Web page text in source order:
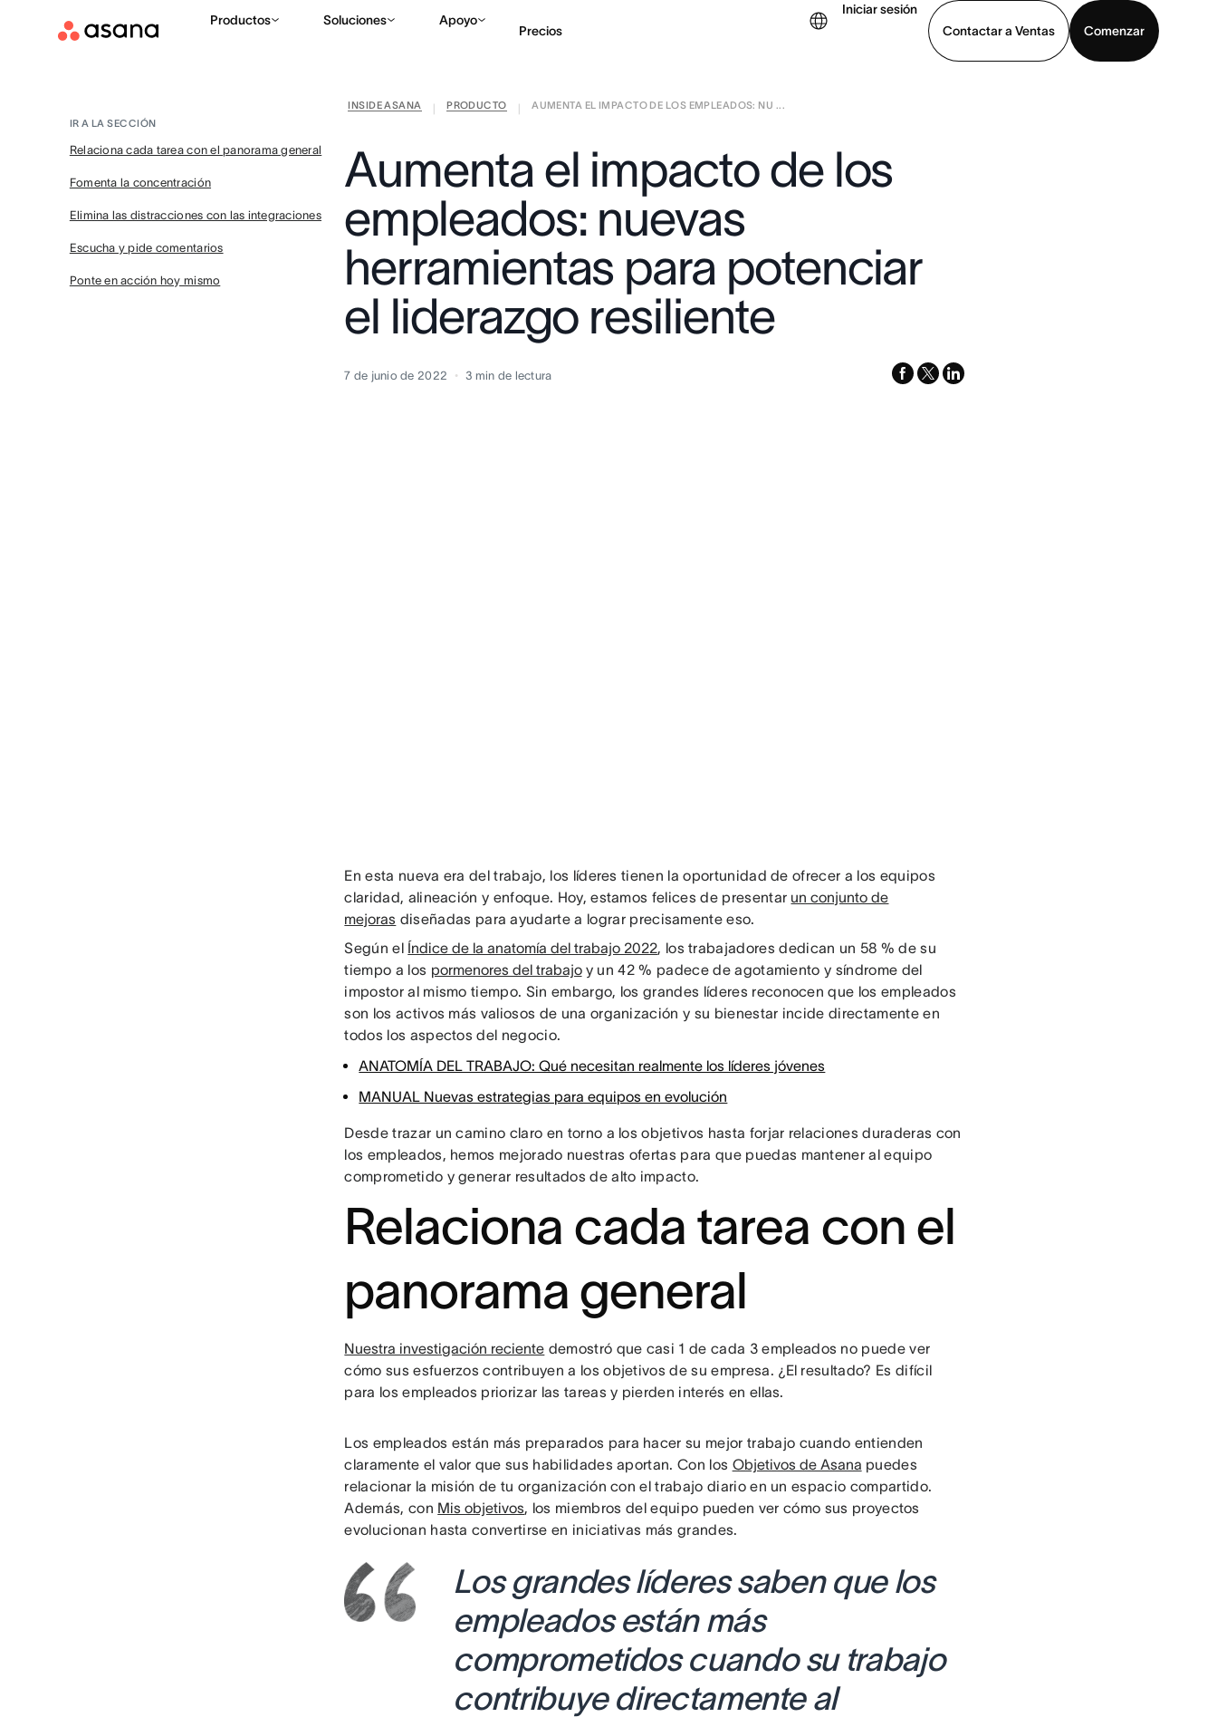
Productos Soluciones Apoyo
Precios
Iniciar sesión
Contactar a Ventas
Comenzar
Contactar a Ventas
INSIDE ASANA PRODUCTO
AUMENTA EL IMPACTO DE LOS EMPLEADOS: NU ...
IR A LA SECCIÓN
Relaciona cada tarea con el panorama general
Fomenta la concentración
Elimina las distracciones con las integraciones
Escucha y pide comentarios
Ponte en acción hoy mismo
Aumenta el impacto de los
empleados: nuevas
herramientas para potenciar
el liderazgo resiliente
7 de junio de 2022 3 min de lectura facebook
x-
linkedin
En esta nueva era del trabajo, los líderes tienen la oportunidad de ofrecer a los equipos
claridad, alineación y enfoque. Hoy, estamos felices de presentar un conjunto de
mejoras diseñadas para ayudarte a lograr precisamente eso.
Según el Índice de la anatomía del trabajo 2022, los trabajadores dedican un 58 % de su
tiempo a los pormenores del trabajoy un 42 % padece de agotamiento y síndrome del
impostor al mismo tiempo. Sin embargo, los grandes líderes reconocen que los empleados
son los activos más valiosos de una organización y su bienestar incide directamente en
todos los aspectos del negocio.
ANATOMÍA DEL TRABAJO: Qué necesitan realmente los líderes jóvenes
MANUAL Nuevas estrategias para equipos en evolución
Desde trazar un camino claro en torno a los objetivos hasta forjar relaciones duraderas con
los empleados, hemos mejorado nuestras ofertas para que puedas mantener al equipo
comprometido y generar resultados de alto impacto.
Relaciona cada tarea con el
panorama general
Nuestra investigación reciente demostró que casi 1 de cada 3 empleados no puede ver
cómo sus esfuerzos contribuyen a los objetivos de su empresa. ¿El resultado? Es difícil
para los empleados priorizar las tareas y pierden interés en ellas.
Los empleados están más preparados para hacer su mejor trabajo cuando entienden
claramente el valor que sus habilidades aportan. Con los Objetivos de Asana puedes
relacionar la misión de tu organización con el trabajo diario en un espacio compartido.
Además, con Mis objetivos, los miembros del equipo pueden ver cómo sus proyectos
evolucionan hasta convertirse en iniciativas más grandes.
Los grandes líderes saben que los
empleados están más
comprometidos cuando su trabajo
contribuye directamente al